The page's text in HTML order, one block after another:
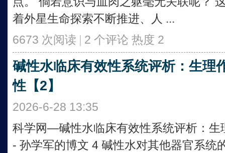
着外星生命探索不断推进、人 ...
6673 次阅读 | 2 个评论 热度 2
碱性水临床有效性系统评析：生理
性【2】
2026-6-28 13:35
科学网—碱性水临床有效性系统评析：生
- 孙学军的博文 4 碱性水对其他器官系统